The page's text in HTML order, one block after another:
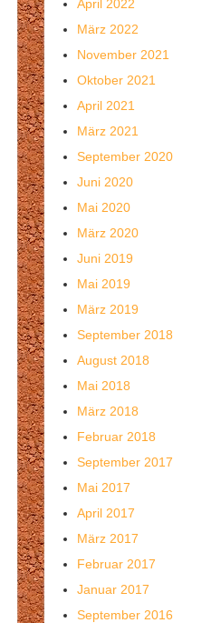
April 2022
März 2022
November 2021
Oktober 2021
April 2021
März 2021
September 2020
Juni 2020
Mai 2020
März 2020
Juni 2019
Mai 2019
März 2019
September 2018
August 2018
Mai 2018
März 2018
Februar 2018
September 2017
Mai 2017
April 2017
März 2017
Februar 2017
Januar 2017
September 2016